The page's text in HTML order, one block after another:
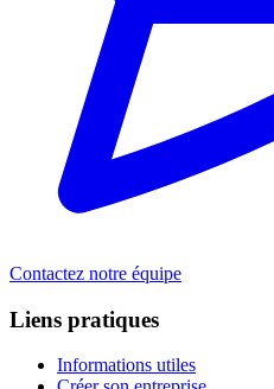
Contactez notre équipe
Liens pratiques
Informations utiles